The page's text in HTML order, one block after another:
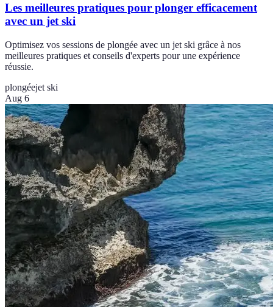
Les meilleures pratiques pour plonger efficacement
avec un jet ski
Optimisez vos sessions de plongée avec un jet ski grâce à nos
meilleures pratiques et conseils d'experts pour une expérience
réussie.
plongéejet ski
Aug 6